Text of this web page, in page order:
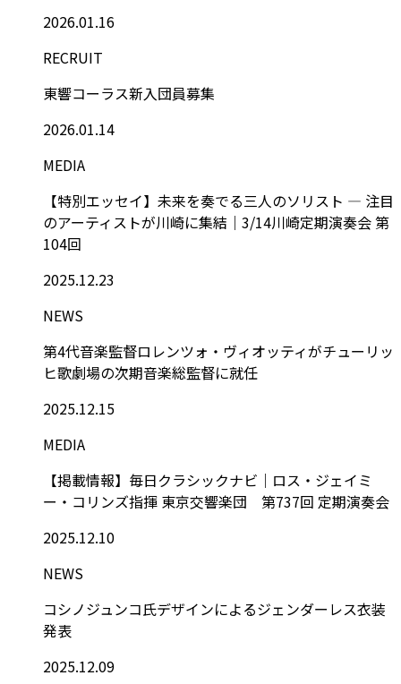
2026.01.16
RECRUIT
東響コーラス新入団員募集
2026.01.14
MEDIA
【特別エッセイ】未来を奏でる三人のソリスト ― 注目
のアーティストが川崎に集結｜3/14川崎定期演奏会 第
104回
2025.12.23
NEWS
第4代音楽監督ロレンツォ・ヴィオッティがチューリッ
ヒ歌劇場の次期音楽総監督に就任
2025.12.15
MEDIA
【掲載情報】毎日クラシックナビ｜ロス・ジェイミ
ー・コリンズ指揮 東京交響楽団 第737回 定期演奏会
2025.12.10
NEWS
コシノジュンコ氏デザインによるジェンダーレス衣装
発表
2025.12.09